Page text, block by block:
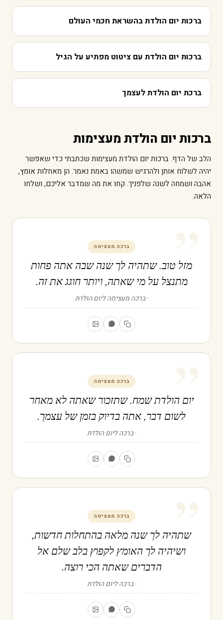
ברכות יום הולדת בהשראת חכמי העולם
ברכות יום הולדת עם ציטוט מפתיע על הגיל
ברכת יום הולדת לעצמך
ברכות יום הולדת מעצימות
הלב של הדף. ברכות יום הולדת מעצימות שכתבתי כדי שאפשר
יהיה לשלוח אותן ולהרגיש שמשהו באמת נאמר. הן מאחלות אומץ,
אהבה ושמחה לשנה שלפניך. קחו את מה שמדבר אליכם, ושלחו
הלאה.
” ברכה מעצימה
מזל טוב. שתהיה לך שנה שבה אתה פחות
מתנצל על מי שאתה, ויותר חוגג את זה.
ברכה מעצימה ליום הולדת
” ברכה מעצימה
יום הולדת שמח. שתזכור שאתה לא מאחר
לשום דבר, אתה בדיוק בזמן של עצמך.
ברכה ליום הולדת
” ברכה מעצימה
שתהיה לך שנה מלאה בהתחלות חדשות,
ושיהיה לך האומץ לקפוץ בלב שלם אל
הדברים שאתה הכי רוצה.
ברכה ליום הולדת